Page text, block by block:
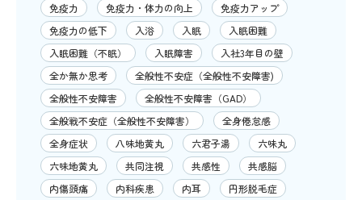
免疫力
免疫力・体力の向上
免疫力アップ
免疫力の低下
入浴 入眠
入眠困難
入眠困難（不眠）
入眠障害
入社3年目の壁
全か無か思考
全般性不安症（全般性不安障害)
全般性不安障害
全般性不安障害（GAD）
全般戦不安症（全般性不安障害）
全身倦怠感
全身症状
八味地黄丸 六君子湯
六味丸
六味地黄丸
共同注視 共感性
共感脳
内傷頭痛
内科疾患 内耳
円形脱毛症